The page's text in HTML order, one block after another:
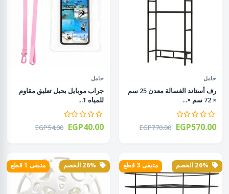
حامل
رف أستاند الغسالة معدن 25 سم
× 72 سم ×...
EGP770.00 EGP570.00
حامل
جراب موبايل بحبل تعليق مقاوم
للمياه 1...
EGP54.00 EGP40.00
متبقى 3 قطع متبقى 1 قطع